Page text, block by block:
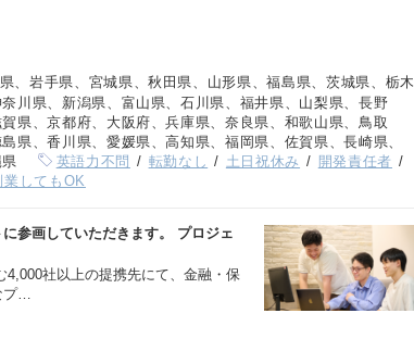
、岩手県、宮城県、秋田県、山形県、福島県、茨城県、栃木
川県、新潟県、富山県、石川県、福井県、山梨県、長野
県、京都府、大阪府、兵庫県、奈良県、和歌山県、鳥取
県、香川県、愛媛県、高知県、福岡県、佐賀県、長崎県、
英語力不問 転勤なし 土日祝休み
開発責任者
業してもOK
参画していただきます。 プロジェ
社以上の提携先にて、金融・保
プ…